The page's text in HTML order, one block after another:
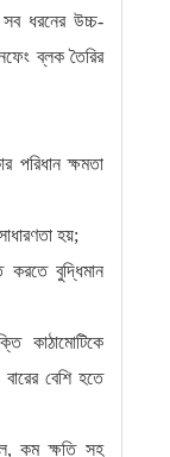
ধরনের উচ্চ-
ব্লক তৈরির
পরিধান ক্ষমতা
হয়;
করতে বুদ্ধিমান
কাঠামোটিকে
বেশি হতে
কম ক্ষতি সহ